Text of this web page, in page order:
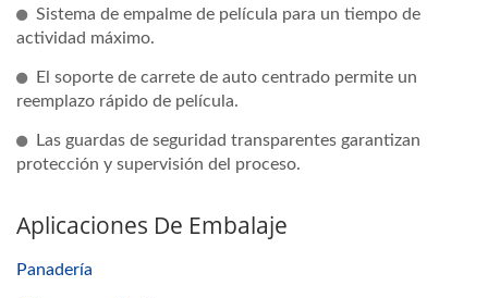
Sistema de empalme de película para un tiempo de
actividad máximo.
El soporte de carrete de auto centrado permite un
reemplazo rápido de película.
Las guardas de seguridad transparentes garantizan
protección y supervisión del proceso.
Aplicaciones De Embalaje
Panadería